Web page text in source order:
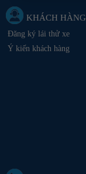
KHÁCH HÀNG
Đăng ký lái thử xe
Ý kiến khách hàng